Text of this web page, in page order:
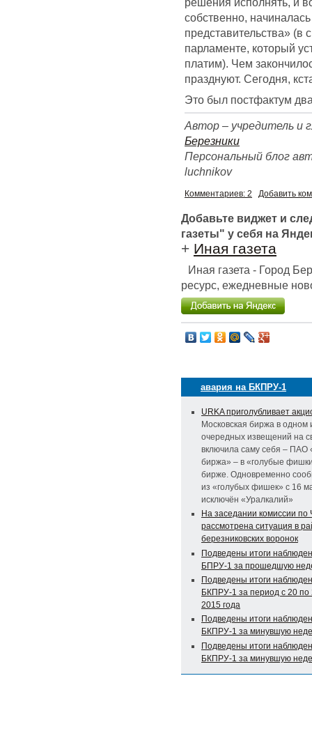
собственно,
представительства» (в
парламенте, который
платим). Чем
празднуют. Сегодня,
Это был постфактум
Автор – учредитель и
Березники
Персональный блог
luchnikov
Комментариев: 2 Добавить
Добавьте виджет и
газеты" у себя на
+ Иная газета
Иная газета - Город
ресурс, ежедневные
авария на БКПРУ-1
URKA приголубливает
Московская биржа в одном
очередных извещений на
включила саму себя – ПАО
биржа» – в «голубые
бирже. Одновременно
из «голубых фишек» с 16
исключён «Уралкалий»
На заседании комиссии
рассмотрена ситуация в
березниковских воронок
Подведены итоги
БПРУ-1 за прошедшую
Подведены итоги
БКПРУ-1 за период с 20 по
2015 года
Подведены итоги
БКПРУ-1 за минувшую
Подведены итоги
БКПРУ-1 за минувшую